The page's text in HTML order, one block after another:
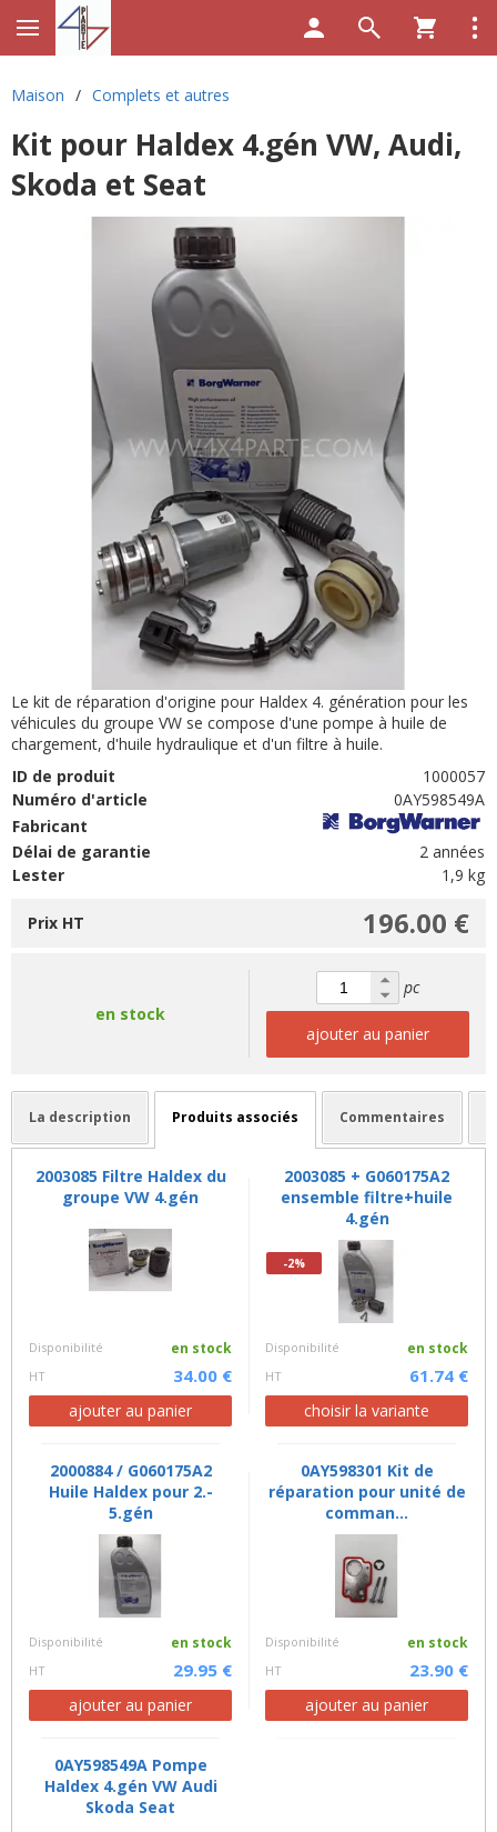
Maison / Complets et autres
Kit pour Haldex 4.gén VW, Audi,
Skoda et Seat
Le kit de réparation d'origine pour Haldex 4. génération pour les
véhicules du groupe VW se compose d'une pompe à huile de
chargement, d'huile hydraulique et d'un filtre à huile.
ID de produit
1000057
Numéro d'article
0AY598549A
Fabricant
Délai de garantie
2 années
Lester
1,9 kg
196.00 €
Prix HT
en stock
pc
ajouter au panier
La description Produits associés Commentaires
2003085 Filtre Haldex du
groupe VW 4.gén
Disponibilité en stock
HT 34.00 €
ajouter au panier
2003085 + G060175A2
ensemble filtre+huile
4.gén
-2%
Disponibilité en stock
HT 61.74 €
choisir la variante
2000884 / G060175A2
Huile Haldex pour 2.-
5.gén
Disponibilité en stock
HT 29.95 €
ajouter au panier
0AY598301 Kit de
réparation pour unité de
comman...
Disponibilité en stock
HT 23.90 €
ajouter au panier
0AY598549A Pompe
Haldex 4.gén VW Audi
Skoda Seat